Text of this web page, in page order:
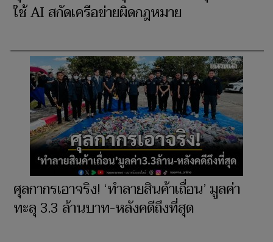
ใช้ AI สกัดเครือข่ายผิดกฎหมาย
ศุลกากรเอาจริง! ‘ทำลายสินค้าเถื่อน’ มูลค่า
ทะลุ 3.3 ล้านบาท-หลังคดีถึงที่สุด